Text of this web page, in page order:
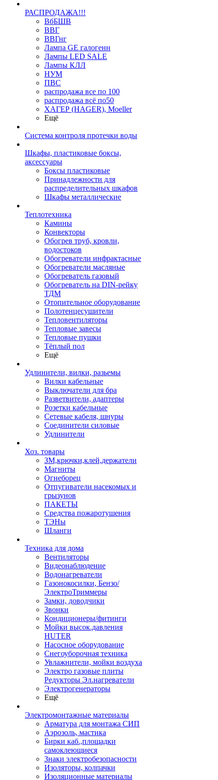
РАСПРОДАЖА!!!
ВбБШВ
ВВГ
ВВГнг
Лампа GE галогенн
Лампы LED SALE
Лампы КЛЛ
НУМ
ПВС
распродажа все по 100
распродажа всё по50
ХАГЕР (HAGER), Moeller
Ещё
Система контроля протечки воды
Шкафы, пластиковые боксы,
аксессуары
Боксы пластиковые
Принадлежности для
распределительных шкафов
Шкафы металлические
Теплотехника
Камины
Конвекторы
Обогрев труб, кровли,
водостоков
Обогреватели инфрактасные
Обогреватели масляные
Обогреватель газовый
Обогреватель на DIN-рейку
ТДМ
Отопительное оборудование
Полотенцесушители
Тепловентиляторы
Тепловые завесы
Тепловые пушки
Тёплый пол
Ещё
Удлинители, вилки, разьемы
Вилки кабельные
Выключатели для бра
Разветвители, адаптеры
Розетки кабельные
Сетевые кабеля, шнуры
Соединители силовые
Удлинители
Хоз. товары
ЗМ,крючки,клей,держатели
Магниты
Огнеборец
Отпугиватели насекомых и
грызунов
ПАКЕТЫ
Средства пожаротушения
ТЭНы
Шланги
Техника для дома
Вентиляторы
Видеонаблюдение
Водонагреватели
Газонокосилки, Бензо/
ЭлектроТриммеры
Замки, доводчики
Звонки
Кондиционеры/фитинги
Мойки высок.давления
HUTER
Насосное оборудование
Снегоуборочная техника
Увлажнители, мойки воздуха
Электро газовые плиты
Редукторы Эл.нагреватели
Электрогенераторы
Ещё
Электромонтажные материалы
Арматура для монтажа СИП
Аэрозоль, мастика
Бирки каб.,площадки
самоклеющиеся
Знаки электробезопасности
Изоляторы, колпачки
Изоляционные материалы